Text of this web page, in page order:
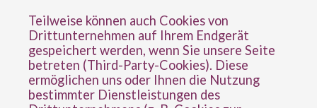
Teilweise können auch Cookies von
Drittunternehmen auf Ihrem Endgerät
gespeichert werden, wenn Sie unsere Seite
betreten (Third-Party-Cookies). Diese
ermöglichen uns oder Ihnen die Nutzung
bestimmter Dienstleistungen des